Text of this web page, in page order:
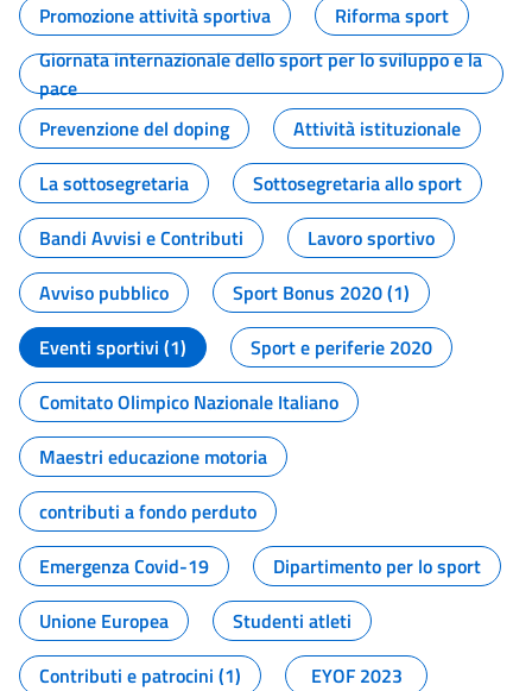
Promozione attività sportiva
Riforma sport
Giornata internazionale dello sport per lo sviluppo e la
pace
Prevenzione del doping
Attività istituzionale
La sottosegretaria
Sottosegretaria allo sport
Bandi Avvisi e Contributi
Lavoro sportivo
Avviso pubblico
Sport Bonus 2020 (1)
Eventi sportivi (1)
Sport e periferie 2020
Comitato Olimpico Nazionale Italiano
Maestri educazione motoria
contributi a fondo perduto
Emergenza Covid-19
Dipartimento per lo sport
Unione Europea
Studenti atleti
Contributi e patrocini (1)
EYOF 2023